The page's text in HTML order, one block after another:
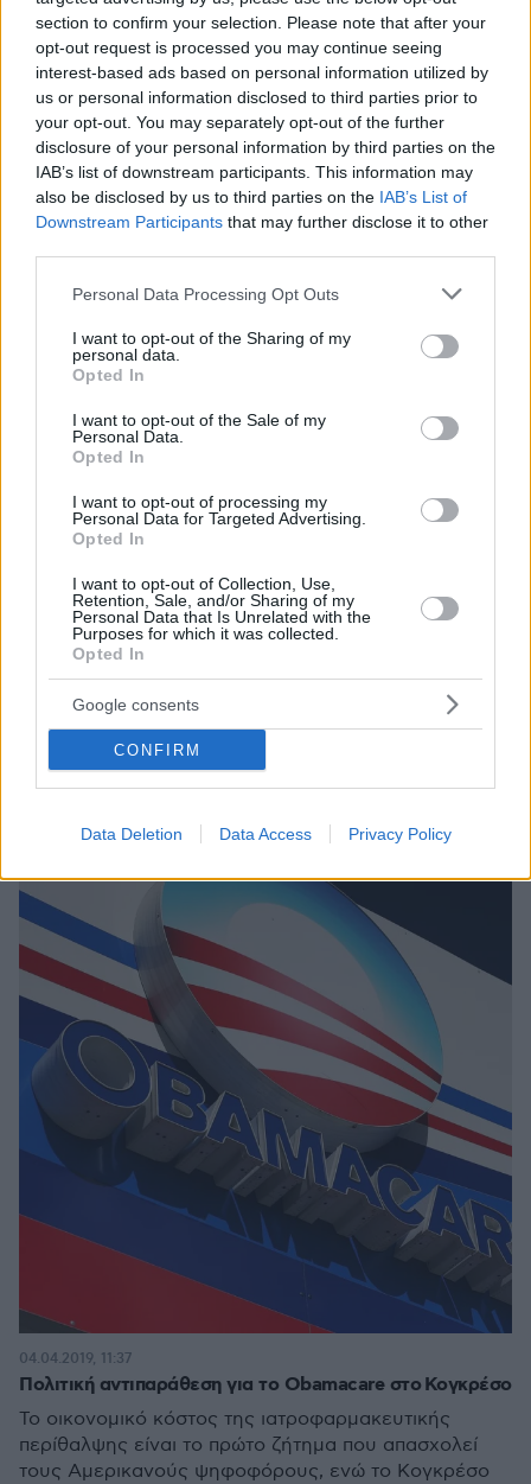
section to confirm your selection. Please note that after your
opt-out request is processed you may continue seeing
interest-based ads based on personal information utilized by
us or personal information disclosed to third parties prior to
your opt-out. You may separately opt-out of the further
disclosure of your personal information by third parties on the
IAB’s list of downstream participants. This information may
also be disclosed by us to third parties on the IAB’s List of
Downstream Participants that may further disclose it to other
Please note that this website/app uses one or more Google
not limited to your visit or usage behaviour. You may click to
grant or deny consent to Google and its third-party tags to
use your data for below specified purposes in below Google
consent section.
Personal Data Processing Opt Outs
I want to opt-out of the Sharing of my
personal data.
Opted In
I want to opt-out of the Sale of my
Personal Data.
Opted In
I want to opt-out of processing my
Personal Data for Targeted Advertising.
Opted In
I want to opt-out of Collection, Use,
Retention, Sale, and/or Sharing of my
Personal Data that Is Unrelated with the
Purposes for which it was collected.
Opted In
Google consents
CONFIRM
Data Deletion Data Access Privacy Policy
Ανώτατο Δικαστήριο διατηρεί τον εμβληματικό νόμο
του Ομπάμα για την ασφάλιση Υγείας
Τι θέση πήρε για ΛΟΑΤΚΙ, Τζορτζ Φλόιντ και ρατσισμό η
εκλεκτή του Τραμπ για το Ανώτατο Δικαστήριο;
Όλες οι απαντήσεις της Έιμι Κόνεϊ Μπάρετ από τη
χθεσινή ακρόαση που συζητήθηκαν - Η επικύρωση
του διορισμού της ενώνει αποφασιστικά τους
Ρεπουμπλικάνους
14.10.2020, 07:20 3
Πολιτική αντιπαράθεση για το Obamacare στο Κογκρέσο
Το οικονομικό κόστος της ιατροφαρμακευτικής
περίθαλψης είναι το πρώτο ζήτημα που απασχολεί
τους Αμερικανούς ψηφοφόρους, ενώ το Κογκρέσο
04.04.2019, 11:37